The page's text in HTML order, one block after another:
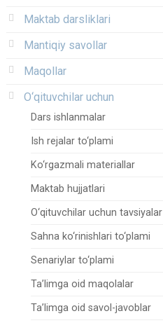
Maktab darsliklari
Mantiqiy savollar
Maqollar
O‘qituvchilar uchun
Dars ishlanmalar
Ish rejalar to‘plami
Ko‘rgazmali materiallar
Maktab hujjatlari
O‘qituvchilar uchun tavsiyalar
Sahna ko‘rinishlari to‘plami
Senariylar to‘plami
Ta’limga oid maqolalar
Ta’limga oid savol-javoblar